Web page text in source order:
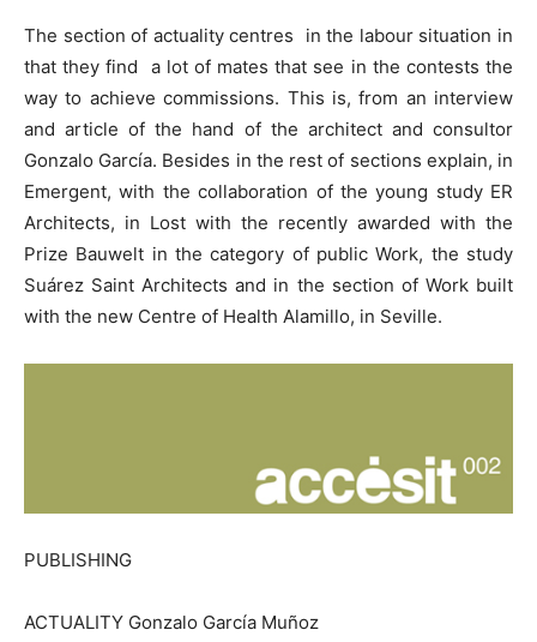
The section of actuality centres in the labour situation in
that they find a lot of mates that see in the contests the
way to achieve commissions. This is, from an interview
and article of the hand of the architect and consultor
Gonzalo García. Besides in the rest of sections explain, in
Emergent, with the collaboration of the young study ER
Architects, in Lost with the recently awarded with the
Prize Bauwelt in the category of public Work, the study
Suárez Saint Architects and in the section of Work built
with the new Centre of Health Alamillo, in Seville.
PUBLISHING
ACTUALITY Gonzalo García Muñoz